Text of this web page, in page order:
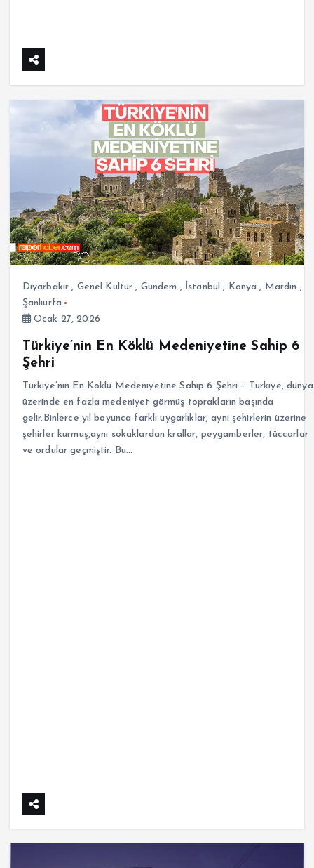
Diyarbakır , Genel Kültür , Gündem , İstanbul , Konya , Mardin ,
Şanlıurfa
Ocak 27, 2026
Türkiye’nin En Köklü Medeniyetine Sahip 6
Şehri
Türkiye’nin En Köklü Medeniyetine Sahip 6 Şehri – Türkiye, dünya
üzerinde en fazla medeniyet görmüş toprakların başında
gelir.Binlerce yıl boyunca farklı uygarlıklar; aynı şehirlerin üzerine
şehirler kurmuş,aynı sokaklardan krallar, peygamberler, tüccarlar
ve ordular geçmiştir. Bu…